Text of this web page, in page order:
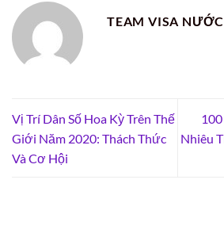
TEAM VISA
Vị Trí Dân Số Hoa Kỳ Trên Thế
Giới Năm 2020: Thách Thức
Và Cơ Hội
Nhiêu